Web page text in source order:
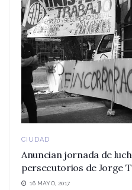
CIUDAD
Anuncian jornada de
persecutorios de Jorge
16 MAYO, 2017